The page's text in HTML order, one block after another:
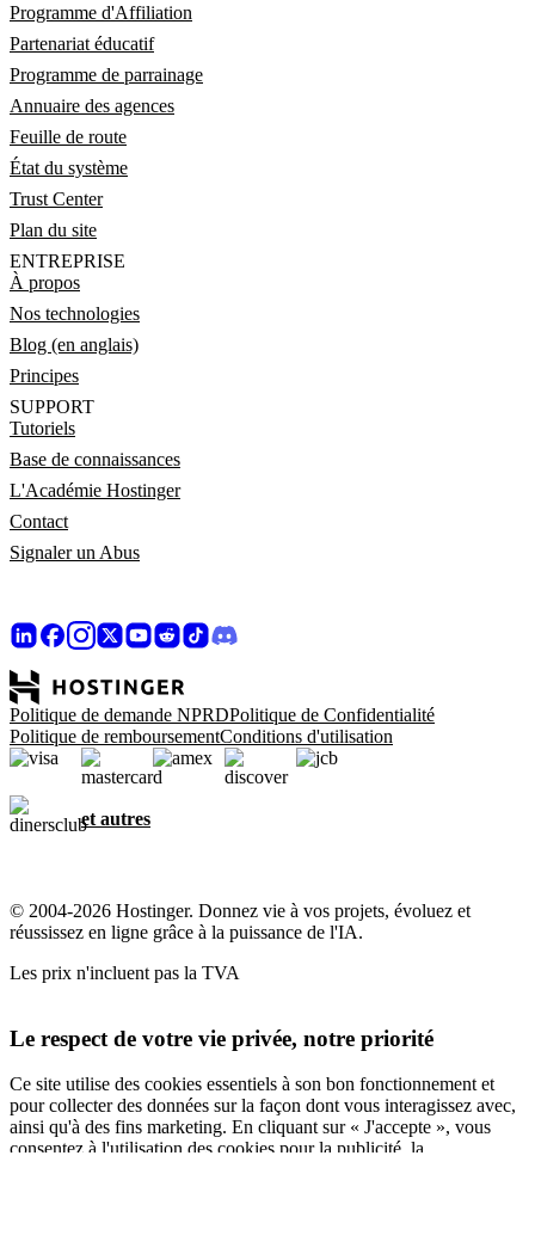
Programme d'Affiliation
Partenariat éducatif
Programme de parrainage
Annuaire des agences
Feuille de route
État du système
Trust Center
Plan du site
ENTREPRISE
À propos
Nos technologies
Blog (en anglais)
Principes
SUPPORT
Tutoriels
Base de connaissances
L'Académie Hostinger
Contact
Signaler un Abus
Politique de demande NPRDPolitique de Confidentialité
Politique de remboursementConditions d'utilisation
et autres
© 2004-2026 Hostinger. Donnez vie à vos projets, évoluez et
réussissez en ligne grâce à la puissance de l'IA.
Les prix n'incluent pas la TVA
Le respect de votre vie privée, notre priorité
Ce site utilise des cookies essentiels à son bon fonctionnement et
pour collecter des données sur la façon dont vous interagissez avec,
ainsi qu'à des fins marketing. En cliquant sur « J'accepte », vous
consentez à l'utilisation des cookies pour la publicité, la